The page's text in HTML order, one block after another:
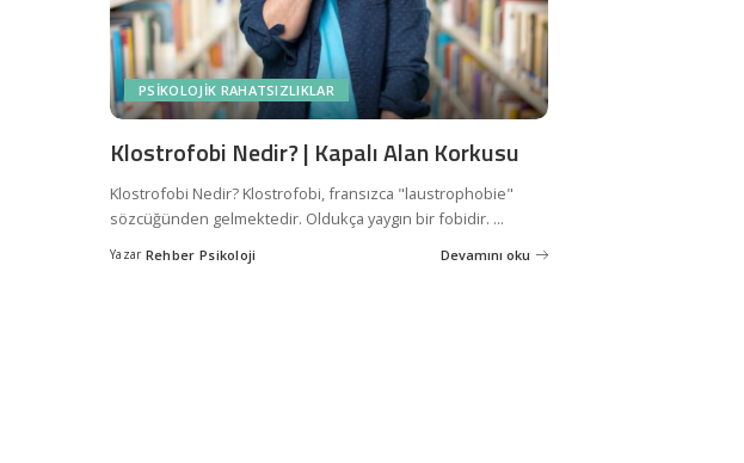
PSIKOLOJIK RAHATSIZLIKLAR
Klostrofobi Nedir? | Kapalı Alan Korkusu
Klostrofobi Nedir? Klostrofobi, fransızca "laustrophobie"
sözcüğünden gelmektedir. Oldukça yaygın bir fobidir. ...
Posted
Yazar Rehber Psikoloji Devamını oku